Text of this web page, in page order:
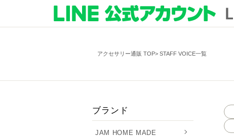
アクセサリー通販 TOP STAFF VOICE一覧
ブランド
JAM HOME MADE